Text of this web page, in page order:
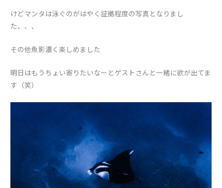
けどマンタは泳ぐのがはやく証拠程度の写真となりまし
た、、、
その他魚影濃く楽しめました
明日はもうちょい寄りたいなーとゲストさんと一緒に欲が出てま
す（笑）